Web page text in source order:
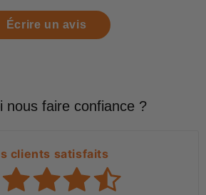
Écrire un avis
nous faire confiance ?
clients satisfaits